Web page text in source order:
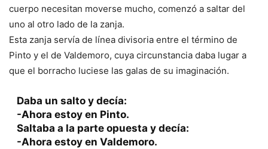
cuerpo necesitan moverse mucho, comenzó a saltar del
uno al otro lado de la zanja.
Esta zanja servía de línea divisoria entre el término de
Pinto y el de Valdemoro, cuya circunstancia daba lugar a
que el borracho luciese las galas de su imaginación.
Daba un salto y decía:
-Ahora estoy en Pinto.
Saltaba a la parte opuesta y decía:
-Ahora estoy en Valdemoro.